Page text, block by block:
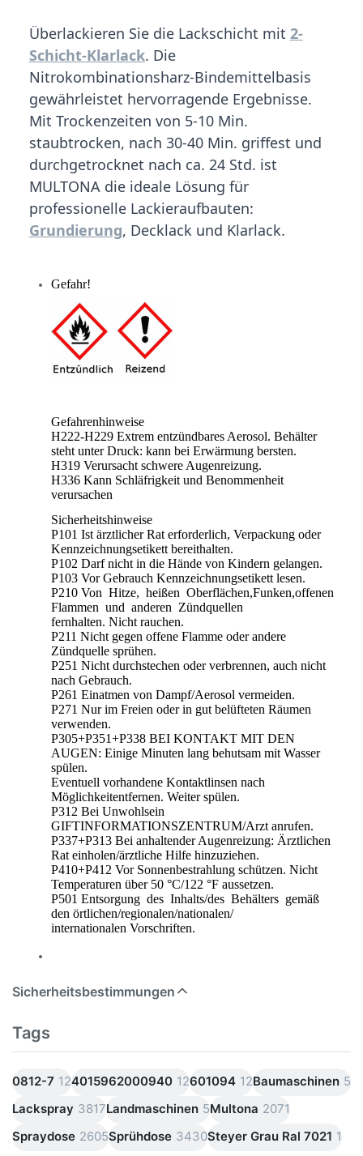
Überlackieren Sie die Lackschicht mit 2-
Schicht-Klarlack. Die
Nitrokombinationsharz-Bindemittelbasis
gewährleistet hervorragende Ergebnisse.
Mit Trockenzeiten von 5-10 Min.
staubtrocken, nach 30-40 Min. griffest und
durchgetrocknet nach ca. 24 Std. ist
MULTONA die ideale Lösung für
professionelle Lackieraufbauten:
Grundierung, Decklack und Klarlack.
Gefahr!
Gefahrenhinweise
H222-H229 Extrem entzündbares Aerosol. Behälter
steht unter Druck: kann bei Erwärmung bersten.
H319 Verursacht schwere Augenreizung.
H336 Kann Schläfrigkeit und Benommenheit
verursachen
Sicherheitshinweise
P101 Ist ärztlicher Rat erforderlich, Verpackung oder
Kennzeichnungsetikett bereithalten.
P102 Darf nicht in die Hände von Kindern gelangen.
P103 Vor Gebrauch Kennzeichnungsetikett lesen.
P210 Von Hitze, heißen Oberflächen,Funken,offenen
Flammen und anderen Zündquellen
fernhalten. Nicht rauchen.
P211 Nicht gegen offene Flamme oder andere
Zündquelle sprühen.
P251 Nicht durchstechen oder verbrennen, auch nicht
nach Gebrauch.
P261 Einatmen von Dampf/Aerosol vermeiden.
P271 Nur im Freien oder in gut belüfteten Räumen
verwenden.
P305+P351+P338 BEI KONTAKT MIT DEN
AUGEN: Einige Minuten lang behutsam mit Wasser
spülen.
Eventuell vorhandene Kontaktlinsen nach
Möglichkeitentfernen. Weiter spülen.
P312 Bei Unwohlsein
GIFTINFORMATIONSZENTRUM/Arzt anrufen.
P337+P313 Bei anhaltender Augenreizung: Ärztlichen
Rat einholen/ärztliche Hilfe hinzuziehen.
P410+P412 Vor Sonnenbestrahlung schützen. Nicht
Temperaturen über 50 °C/122 °F aussetzen.
P501 Entsorgung des Inhalts/des Behälters gemäß
den örtlichen/regionalen/nationalen/
internationalen Vorschriften.
Sicherheitsbestimmungen
Tags
0812-7 124015962000940 12601094 12Baumaschinen 5
Lackspray 3817Landmaschinen 5Multona 2071
Spraydose 2605Sprühdose 3430Steyer Grau Ral 7021 1